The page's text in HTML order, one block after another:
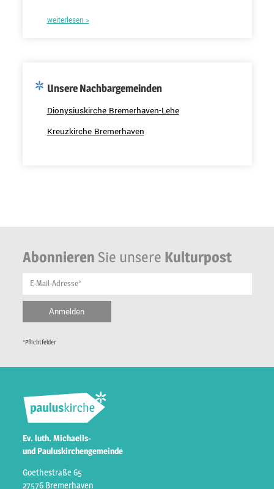
weiterlesen >
Unsere Nachbargemeinden
Dionysiuskirche Bremerhaven-Lehe
Kreuzkirche Bremerhaven
Abonnieren Sie unsere Kulturpost
E-Mail-Adresse*
*Pflichtfelder
Ev. luth. Michaelis-
und Pauluskirchengemeinde
Goethestraße 65
27576 Bremerhaven